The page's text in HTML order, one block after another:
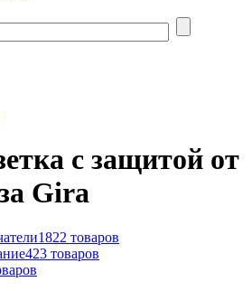
с защитой от
Gira
1822 товаров
423 товаров